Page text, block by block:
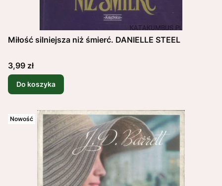
Miłość silniejsza niż śmierć. DANIELLE STEEL
Cena
3,99 zł
Do koszyka
Nowość